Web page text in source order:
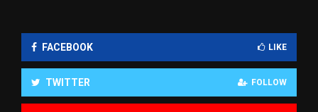
FACEBOOK LIKE
TWITTER FOLLOW